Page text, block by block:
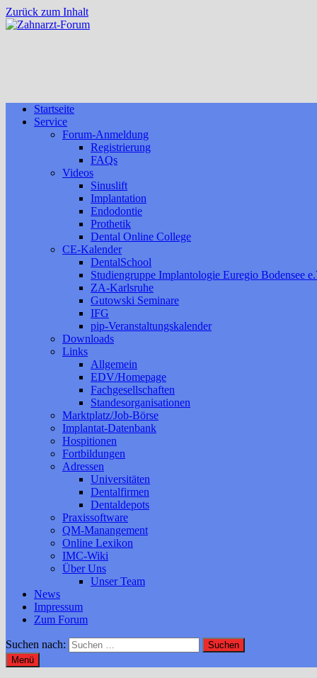
Zurück zum Inhalt
Startseite
Service
Forum-Anmeldung
Registrierung
FAQs
Videos
Sinuslift
Implantation
Endodontie
Prothetik
Dental Online College
CE-Kalender
DentalSchool
Studiengruppe Implantologie Euregio Bodensee
ZA-Karlsruhe
Gutowski Seminare
IFG
pip-Veranstaltungskalender
Downloads
Links
Allgemein
EDV/Homepage
Fachgesellschaften
Standesorganisationen
Marktplatz/Job-Börse
Implantat-Datenbank
Hospitionen
Fortbildungen
Adressen
Universitäten
Dentalfirmen
Dentaldepots
Praxissoftware
QM-Manangement
Online Lexikon
IMC-Wiki
Über Uns
Unser Team
News
Impressum
Zum Forum
Suchen nach:
Menü